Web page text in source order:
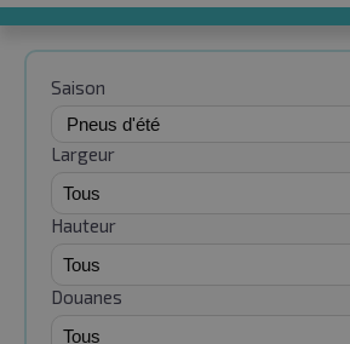
Saison
Largeur
Hauteur
Douanes